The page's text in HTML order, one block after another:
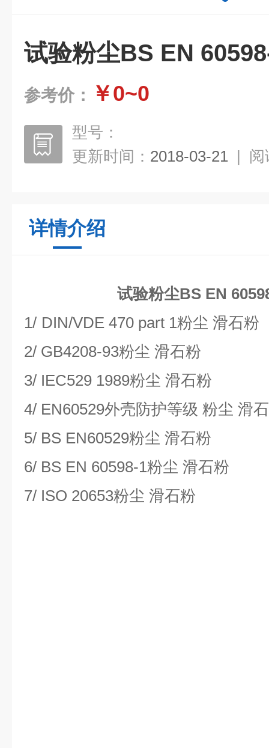
试验粉尘BS EN
参考价： ￥0~0
型号：
更新时间： 2018-03-21 | 阅
详情介绍
试验粉尘BS EN
1/ DIN/VDE 470 part 1粉尘 滑石粉
2/ GB4208-93粉尘 滑石粉
3/ IEC529 1989粉尘 滑石粉
4/ EN60529外壳防护等级 粉尘 滑
5/ BS EN60529粉尘 滑石粉
6/ BS EN 60598-1粉尘 滑石粉
7/ ISO 20653粉尘 滑石粉